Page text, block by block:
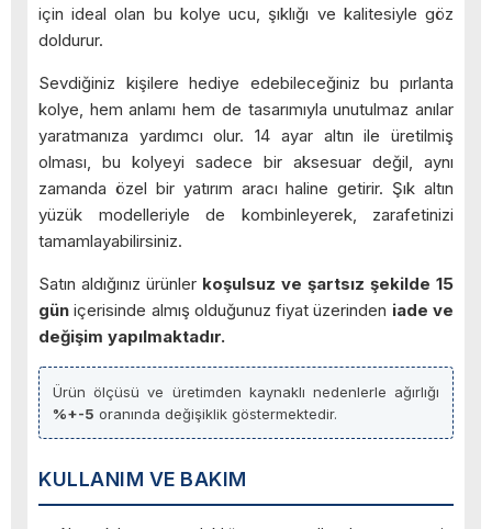
için ideal olan bu kolye ucu, şıklığı ve kalitesiyle göz
doldurur.
Sevdiğiniz kişilere hediye edebileceğiniz bu pırlanta
kolye, hem anlamı hem de tasarımıyla unutulmaz anılar
yaratmanıza yardımcı olur. 14 ayar altın ile üretilmiş
olması, bu kolyeyi sadece bir aksesuar değil, aynı
zamanda özel bir yatırım aracı haline getirir. Şık altın
yüzük modelleriyle de kombinleyerek, zarafetinizi
tamamlayabilirsiniz.
Satın aldığınız ürünler koşulsuz ve şartsız şekilde 15
gün içerisinde almış olduğunuz fiyat üzerinden iade ve
değişim yapılmaktadır.
Ürün ölçüsü ve üretimden kaynaklı nedenlerle ağırlığı
%+-5 oranında değişiklik göstermektedir.
KULLANIM VE BAKIM